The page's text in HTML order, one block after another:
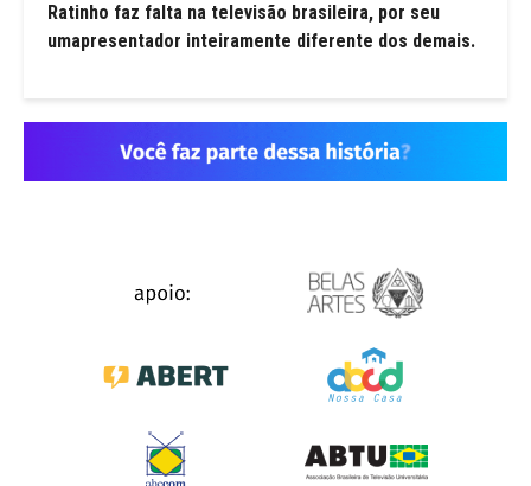
Ratinho faz falta na televisão brasileira, por seu
umapresentador inteiramente diferente dos demais.